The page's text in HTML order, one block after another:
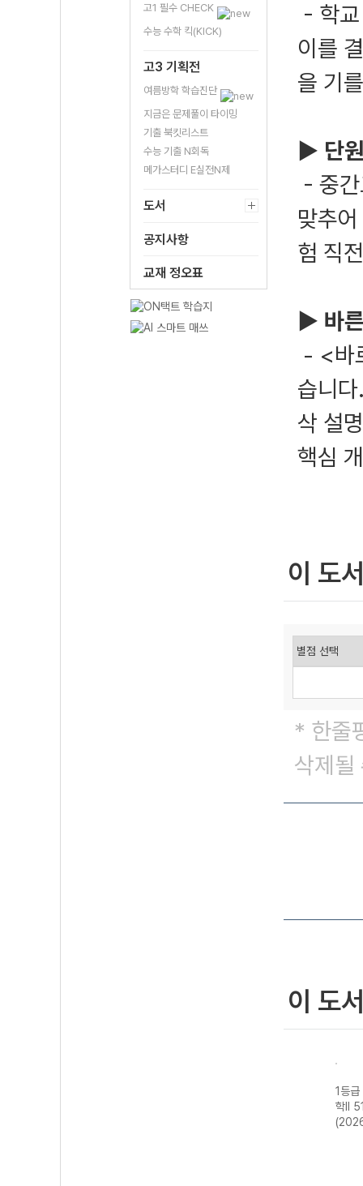
고1 필수 CHECK
수능 수학 킥(KICK)
고3 기획전
여름방학 학습진단
지금은 문제풀이 타이밍
기출 북킷리스트
수능 기출 N회독
메가스터디 E실전N제
도서
공지사항
교재 정오표
- 학
이를
을 기
▶ 단
- 중
맞추
험 직
▶ 바
- <바
습니
삭 설
핵심
이 도
* 한줄
삭제될
이 도
1등급
학II